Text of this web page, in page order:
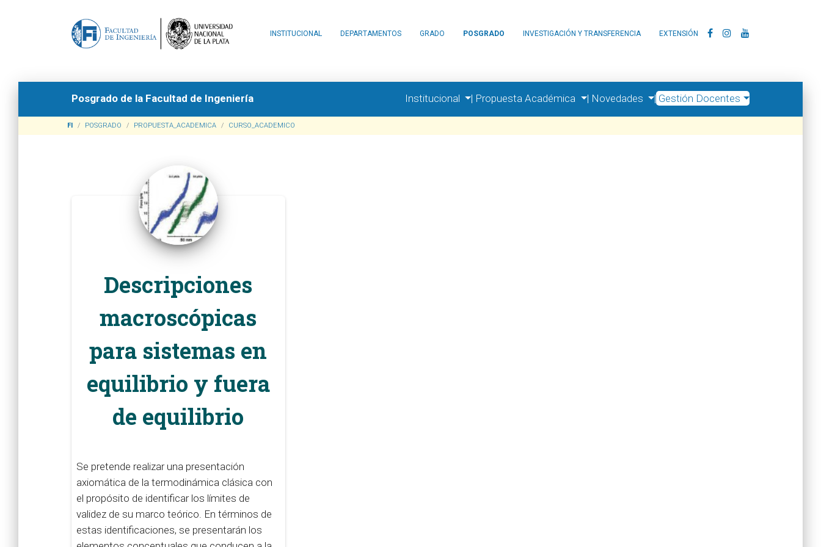
INSTITUCIONAL DEPARTAMENTOS GRADO POSGRADO INVESTIGACIÓN Y TRANSFERENCIA EXTENSIÓN
Posgrado de la Facultad de Ingeniería Institucional | Propuesta Académica | Novedades | Gestión Docentes
FI POSGRADO PROPUESTA_ACADEMICA CURSO_ACADEMICO
Descripciones
macroscópicas
para sistemas en
equilibrio y fuera
de equilibrio
Se pretende realizar una presentación
axiomática de la termodinámica clásica con
el propósito de identificar los límites de
validez de su marco teórico. En términos de
estas identificaciones, se presentarán los